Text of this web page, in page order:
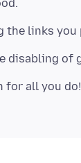
for all you do!